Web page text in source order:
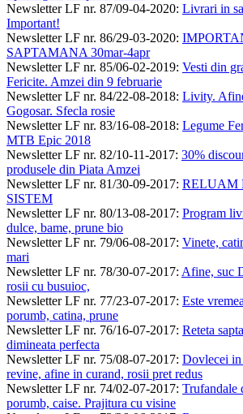
Newsletter LF nr. 87/09-04-2020: Livrari in
Important!
Newsletter LF nr. 86/29-03-2020:
SAPTAMANA 30mar-4apr
Newsletter LF nr. 85/06-02-2019: Vesti din
Fericite. Amzei din 9 februarie
Newsletter LF nr. 84/22-08-2018: Livity.
Gogosar. Sfecla rosie
Newsletter LF nr. 83/16-08-2018: Legume
MTB Epic 2018
Newsletter LF nr. 82/10-11-2017: 30%
produsele din Piata Amzei
Newsletter LF nr. 81/30-09-2017: RELUAM
SISTEM
Newsletter LF nr. 80/13-08-2017: Program
dulce, bame, prune bio
Newsletter LF nr. 79/06-08-2017: Vinete,
mari
Newsletter LF nr. 78/30-07-2017: Afine, suc
rosii cu busuioc,
Newsletter LF nr. 77/23-07-2017: Este
porumb, catina, prune
Newsletter LF nr. 76/16-07-2017: Reteta
dimineata perfecta
Newsletter LF nr. 75/08-07-2017: Dovlecei in
revine, afine in curand, rosii pret redus
Newsletter LF nr. 74/02-07-2017: Trufandale
porumb, caise. Prajitura cu visine